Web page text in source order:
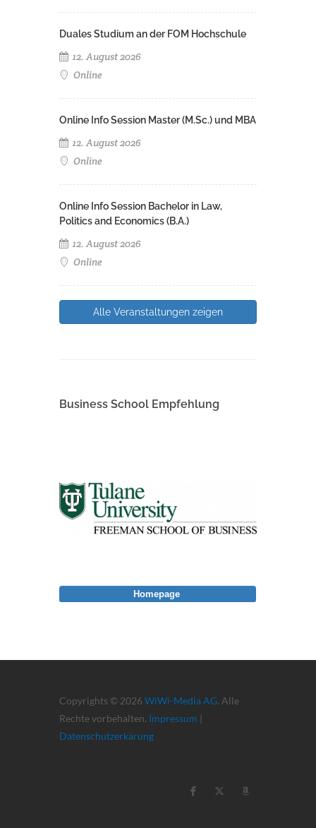
Duales Studium an der FOM Hochschule
12. August 2026
Online
Online Info Session Master (M.Sc.) und MBA
12. August 2026
Online
Online Info Session Bachelor in Law,
Politics and Economics (B.A.)
12. August 2026
Online
Alle Veranstaltungen zeigen
Business School Empfehlung
Copyrights © 2026 WiWi-Media AG. Alle
Rechte vorbehalten. Impressum |
Datenschutzerkärung
Homepage